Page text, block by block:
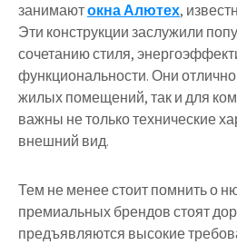
занимаютокна Алютех,
Эти конструкции заслужили
сочетанию стиля,
функциональности. Они
жилых помещений, так и для
важны не только технические
внешний вид.
Тем не менее стоит помнить о
премиальных брендов стоят
предъявляются высокие